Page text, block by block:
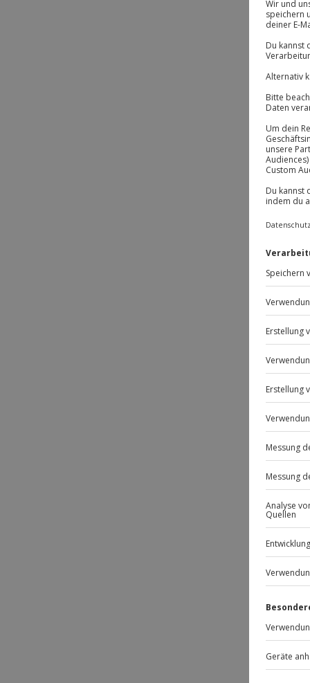
-
-15%